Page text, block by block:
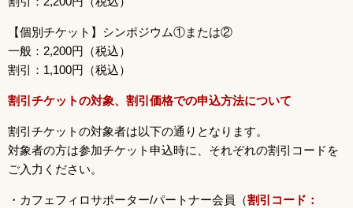
【個別チケット】シンポジウム①または②
一般：2,200円（税込）
割引：1,100円（税込）
割引チケットの対象、割引価格での申込方法について
割引チケットの対象者は以下の通りとなります。
対象者の方は参加チケット申込時に、それぞれの割引コードを
ご入力ください。
・カフェフィロサポーター/パートナー会員（割引コード：